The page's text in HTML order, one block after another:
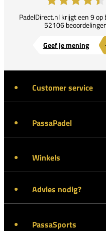
PadelDirect.nl krijgt een 9 op
52106
Geef je mening
Customer service
PassaPadel
Winkels
Advies nodig?
PassaSports